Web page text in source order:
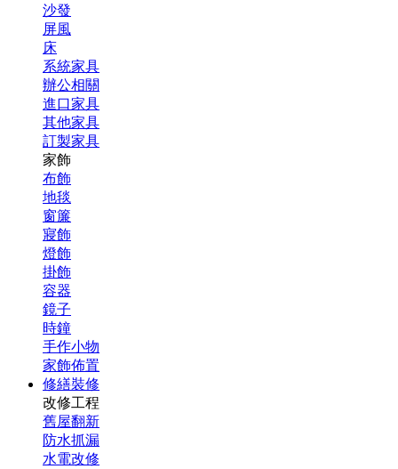
沙發
屏風
床
系統家具
辦公相關
進口家具
其他家具
訂製家具
家飾
布飾
地毯
窗簾
寢飾
燈飾
掛飾
容器
鏡子
時鐘
手作小物
家飾佈置
修繕裝修
改修工程
舊屋翻新
防水抓漏
水電改修